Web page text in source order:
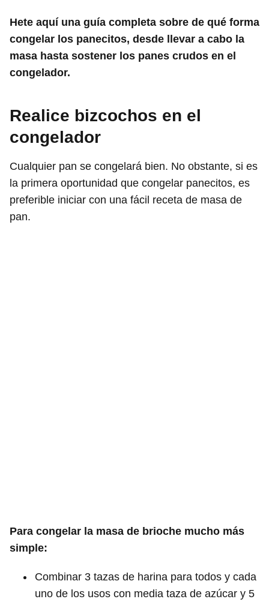
Hete aquí una guía completa sobre de qué forma
congelar los panecitos, desde llevar a cabo la
masa hasta sostener los panes crudos en el
congelador.
Realice bizcochos en el
congelador
Cualquier pan se congelará bien. No obstante, si es
la primera oportunidad que congelar panecitos, es
preferible iniciar con una fácil receta de masa de
pan.
Para congelar la masa de brioche mucho más
simple:
Combinar 3 tazas de harina para todos y cada
uno de los usos con media taza de azúcar y 5